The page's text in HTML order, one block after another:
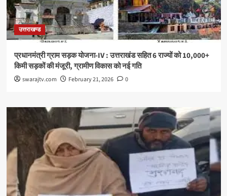
उत्तराखण्ड
प्रधानमंत्री ग्राम सड़क योजना-IV : उत्तराखंड सहित 6 राज्यों को 10,000+
किमी सड़कों की मंजूरी, ग्रामीण विकास को नई गति
swarajtv.com February 21, 2026 0